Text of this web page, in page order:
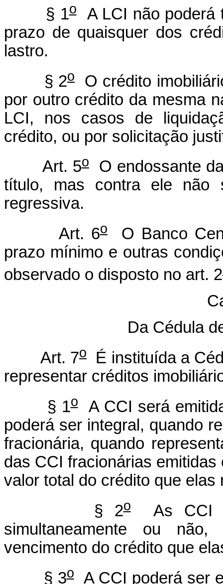
§ 1oA LCI não poderá
prazo de quaisquer dos
lastro.
§ 2o
O crédito
por outro crédito da mesma
LCI, nos casos de
crédito, ou por solicitação
Art. 5o
O endossante
título, mas contra ele não
regressiva.
Art. 6o
O Banco
prazo mínimo e outras
observado o disposto no art. 2
Da Cédula
Art. 7oÉ instituída a
representar créditos
§ 1oA CCI será
poderá ser integral, quando
fracionária, quando
das CCI fracionárias
valor total do crédito que elas
§ 2oAs CCI
simultaneamente ou
vencimento do crédito que
§ 3oA CCI poderá ser